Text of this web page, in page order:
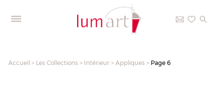
Accueil > Les Collections > Intérieur > Appliques > Page 6